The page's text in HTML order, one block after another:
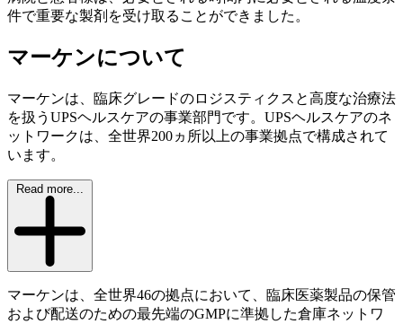
件で重要な製剤を受け取ることができました。
マーケンについて
マーケンは、臨床グレードのロジスティクスと高度な治療法
を扱うUPSヘルスケアの事業部門です。UPSヘルスケアのネ
ットワークは、全世界200ヵ所以上の事業拠点で構成されて
います。
Read more...
マーケンは、全世界46の拠点において、臨床医薬製品の保管
および配送のための最先端のGMPに準拠した倉庫ネットワ